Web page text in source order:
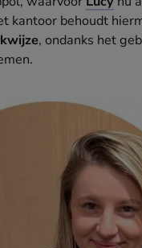
kantoor behoudt
, ondanks het